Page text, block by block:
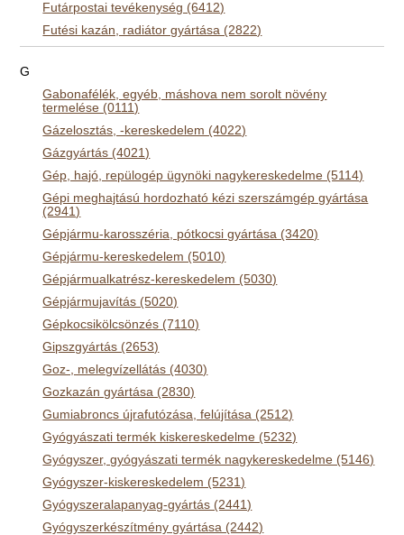
Futárpostai tevékenység (6412)
Futési kazán, radiátor gyártása (2822)
G
Gabonafélék, egyéb, máshova nem sorolt növény
termelése (0111)
Gázelosztás, -kereskedelem (4022)
Gázgyártás (4021)
Gép, hajó, repülogép ügynöki nagykereskedelme (5114)
Gépi meghajtású hordozható kézi szerszámgép gyártása
(2941)
Gépjármu-karosszéria, pótkocsi gyártása (3420)
Gépjármu-kereskedelem (5010)
Gépjármualkatrész-kereskedelem (5030)
Gépjármujavítás (5020)
Gépkocsikölcsönzés (7110)
Gipszgyártás (2653)
Goz-, melegvízellátás (4030)
Gozkazán gyártása (2830)
Gumiabroncs újrafutózása, felújítása (2512)
Gyógyászati termék kiskereskedelme (5232)
Gyógyszer, gyógyászati termék nagykereskedelme (5146)
Gyógyszer-kiskereskedelem (5231)
Gyógyszeralapanyag-gyártás (2441)
Gyógyszerkészítmény gyártása (2442)